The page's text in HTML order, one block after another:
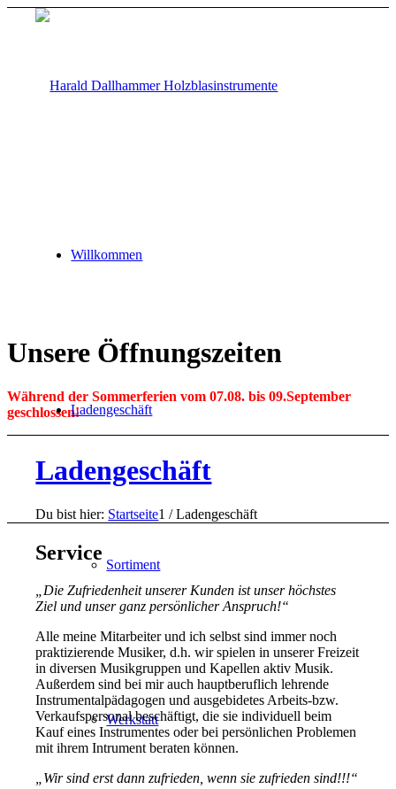
Willkommen
Ladengeschäft
Sortiment
Werkstatt
Unsere Öffnungszeiten
Während der Sommerferien vom 07.08. bis 09.September
geschlossen!
Ladengeschäft
Du bist hier: Startseite1 / Ladengeschäft
Service
„Die Zufriedenheit unserer Kunden ist unser höchstes
Ziel und unser ganz persönlicher Anspruch!“
Alle meine Mitarbeiter und ich selbst sind immer noch
praktizierende Musiker, d.h. wir spielen in unserer Freizeit
in diversen Musikgruppen und Kapellen aktiv Musik.
Außerdem sind bei mir auch hauptberuflich lehrende
Instrumentalpädagogen und ausgebidetes Arbeits-bzw.
Verkaufspersonal beschäftigt, die sie individuell beim
Kauf eines Instrumentes oder bei persönlichen Problemen
mit ihrem Intrument beraten können.
„Wir sind erst dann zufrieden, wenn sie zufrieden sind!!!“